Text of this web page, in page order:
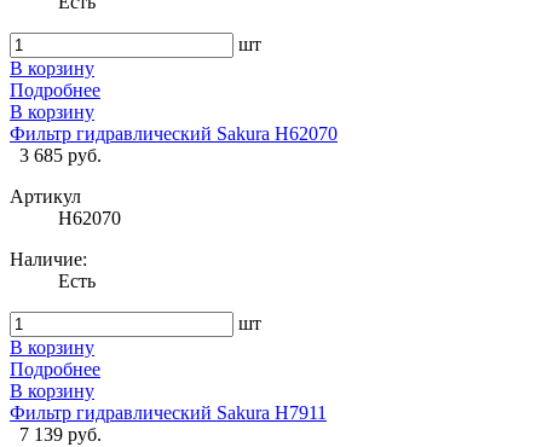
шт
В корзину
Подробнее
В корзину
Фильтр гидравлический Sakura H62070
3 685 руб.
Артикул
H62070
Наличие:
Есть
шт
В корзину
Подробнее
В корзину
Фильтр гидравлический Sakura H7911
7 139 руб.